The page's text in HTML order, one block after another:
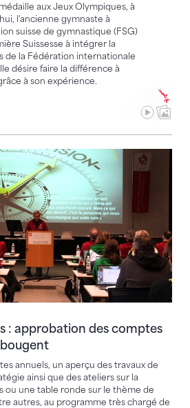
aux Jeux Olympiques, à
l'ancienne gymnaste à
suisse de gymnastique (FSG)
Suissesse à intégrer la
de la Fédération internationale
désire faire la différence à
à son expérience.
: approbation des comptes
annuels, un aperçu des travaux de
ainsi que des ateliers sur la
ou une table ronde sur le thème de
autres, au programme très chargé de
: approbation des comptes